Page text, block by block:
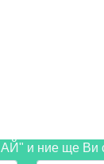
и ние ще Ви